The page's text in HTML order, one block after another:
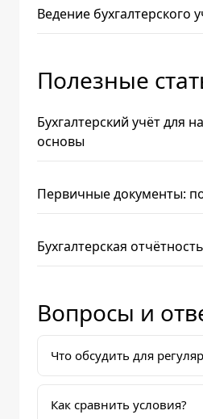
Ведение бухгалтерского
Полезные
Бухгалтерский учёт для
основы
Первичные документы:
Бухгалтерская
Вопросы и
Что обсудить для
Как сравнить условия?